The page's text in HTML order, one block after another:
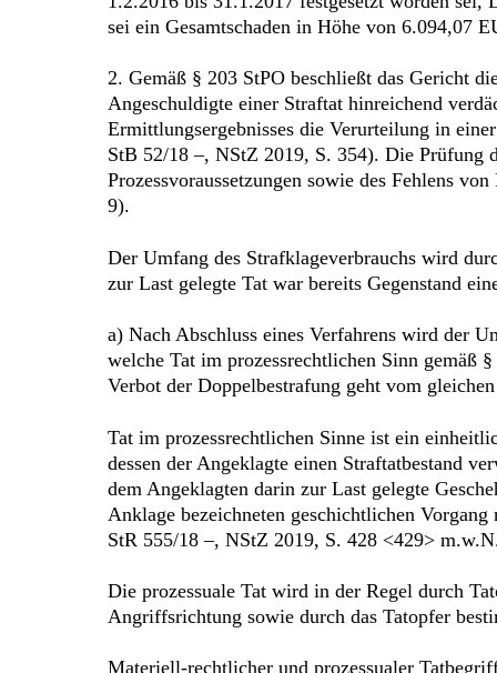
sei ein Gesamtschaden in Höhe von 6.094,07
2. Gemäß § 203 StPO beschließt das Gericht
Angeschuldigte einer Straftat hinreichend
Ermittlungsergebnisses die Verurteilung in
StB 52/18 –, NStZ 2019, S. 354). Die Prüfung
Prozessvoraussetzungen sowie des Fehlens
9).
Der Umfang des Strafklageverbrauchs wird
zur Last gelegte Tat war bereits Gegenstand
a) Nach Abschluss eines Verfahrens wird der
welche Tat im prozessrechtlichen Sinn gemäß
Verbot der Doppelbestrafung geht vom
Tat im prozessrechtlichen Sinne ist ein
dessen der Angeklagte einen Straftatbestand
dem Angeklagten darin zur Last gelegte
Anklage bezeichneten geschichtlichen
StR 555/18 –, NStZ 2019, S. 428 <429>
Die prozessuale Tat wird in der Regel durch
Angriffsrichtung sowie durch das Tatopfer
Materiell-rechtlicher und prozessualer